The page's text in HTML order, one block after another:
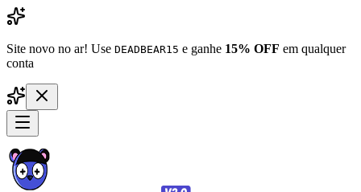
Site novo no ar! Use DEADBEAR15 e ganhe 15% OFF em qualquer
conta